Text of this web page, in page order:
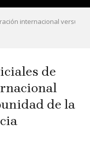
internacional versus
de
de la